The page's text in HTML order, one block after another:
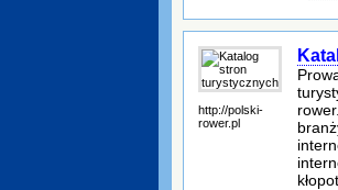
http://polski-
rower.pl